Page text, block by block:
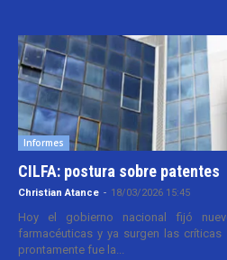
Informes
CILFA: postura sobre patentes
Christian Atance - 18/03/2026 15:45
Hoy el gobierno nacional fijó
farmacéuticas y ya surgen las
prontamente fue la...